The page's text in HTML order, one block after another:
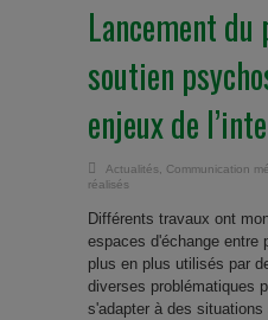
Lancement
soutien
enjeux de
Actualités, Communication
réalisés
Différents travaux ont
espaces d'échange entre
plus en plus utilisés par
diverses problématiques
s'adapter à des